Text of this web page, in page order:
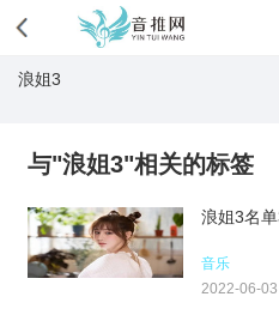
浪姐3
与"浪姐3"相关的标签
浪姐3名
音乐
2022-06-03